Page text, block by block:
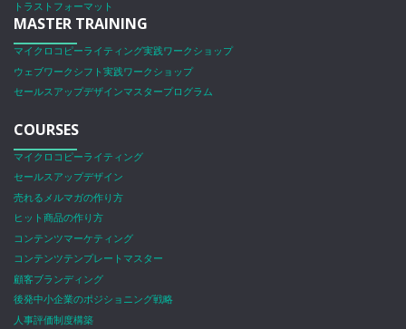
トラストフォーマット
MASTER TRAINING
マイクロコピーライティング実践ワークショップ
ウェブワークシフト実践ワークショップ
セールスアップデザインマスタープログラム
COURSES
マイクロコピーライティング
セールスアップデザイン
売れるメルマガの作り方
ヒット商品の作り方
コンテンツマーケティング
コンテンツテンプレートマスター
顧客ブランディング
後発中小企業のポジショニング戦略
人事評価制度構築